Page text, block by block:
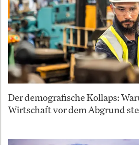
Der demografische Kollaps:
Wirtschaft vor dem Abgrund